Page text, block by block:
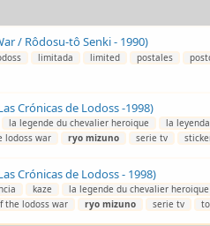
/ Rôdosu-tô Senki - 1990)
limitada limited postales
Crónicas de Lodoss -1998)
la legende du chevalier heroique la
lodoss war ryo mizuno serie tv
Crónicas de Lodoss - 1998)
kaze la legende du chevalier heroique
the lodoss war ryo mizuno serie tv